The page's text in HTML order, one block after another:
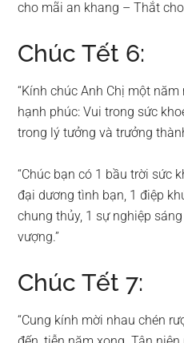
cho mãi an khang – Thắt
Chúc Tết 6:
“Kính chúc Anh Chị một
hạnh phúc: Vui trong sức
trong lý tưởng và trưởng
“Chúc bạn có 1 bầu trời sức
đại dương tình bạn, 1 điệp
chung thủy, 1 sự nghiệp
vượng.”
Chúc Tết 7:
“Cung kính mời nhau chén